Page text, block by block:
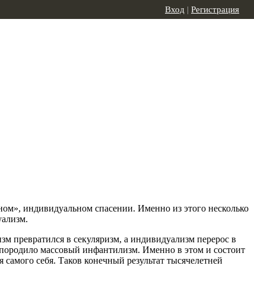
Вход | Регистрация
индивидуальном спасении. Именно из этого несколько
превратился в секуляризм, а индивидуализм перерос в
массовый инфантилизм. Именно в этом и состоит
себя. Таков конечный результат тысячелетней